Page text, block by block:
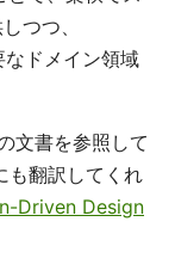
つつ、
ドメイン領域
文書を参照して
も翻訳してくれ
Driven Design